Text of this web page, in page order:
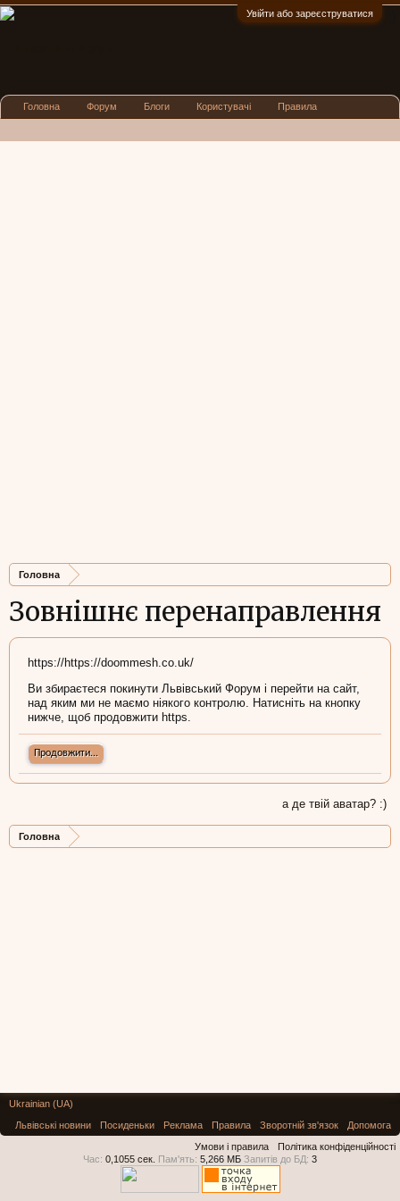
Увійти або зареєструватися
Головна
Зовнішнє перенаправлення
https://https://doommesh.co.uk/
Ви збираєтеся покинути Львівський Форум і перейти на сайт,
над яким ми не маємо ніякого контролю. Натисніть на кнопку
нижче, щоб продовжити https.
Продовжити...
а де твій аватар? :)
Головна
Головна Форум Блоги Користувачі Правила
Ukrainian (UA)
Львівські новини
Посиденьки Реклама Правила Зворотній зв'язок
Допомога
Умови і правила
Політика конфіденційності
Час: 0,1055 сек. Пам'ять: 5,266 МБ Запитів до БД: 3